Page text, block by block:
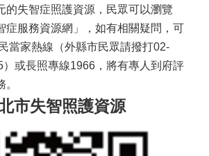
的失智症照護資源，民眾可以瀏覽
症服務資源網」，如有相關疑問，可
當家熱線（外縣市民眾請撥打02-
或長照專線1966，將有專人到府評
市失智照護資源